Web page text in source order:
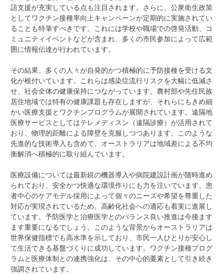
語支援が充実している点も注目されます。さらに、公衆衛生政策
としてワクチン接種率向上キャンペーンが定期的に実施されてい
ることも特筆すべきです。これには学校や職場での啓発活動、コ
ミュニティイベントなどが含まれ、多くの市民参加によって広範
囲に情報伝達が行われています。
その結果、多くの人々が自発的かつ積極的に予防接種を受ける文
化が根付いています。これらは感染症流行リスクを大幅に低減さ
せ、社会全体の健康保持につながっています。農村部や先住民族
居住地域では特有の健康課題も存在しますが、それらにもきめ細
かい医療支援とワクチンプログラムが展開されています。遠隔地
医療サービスとしてはテレメディスン（遠隔診療）が活用されて
おり、物理的距離による障壁を克服しつつあります。このような
先進的な技術導入も含めて、オーストラリアは地域差による不均
衡解消へ積極的に取り組んでいます。
医療設備については最新鋭の機器導入や病院建設計画が随時進め
られており、安全かつ快適な環境作りにも力を注いでいます。患
者中心のケアモデル採用によって個々のニーズや希望を尊重した
対応が実現されているため、高齢化社会への適応も着実に進展し
ています。予防医学と治療医学とのバランス良い推進は今後ます
ます重要になるでしょう。このような背景からオーストラリアは
世界保健指標でも高水準を示しており、市民一人ひとりが安心し
て生活できる基盤づくりに成功しています。ワクチン接種プログ
ラムと医療体制との連携強化は、その中心的要素として引き続き
強調されています。